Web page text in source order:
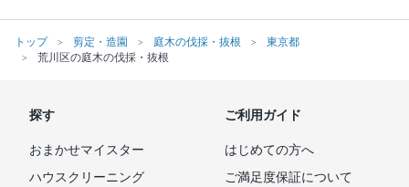
トップ 剪定・造園 庭木の伐採・抜根
東京都
荒川区の庭木の伐採・抜根
探す
おまかせマイスター
ハウスクリーニング
ご利用ガイド
はじめての方へ
ご満足度保証について